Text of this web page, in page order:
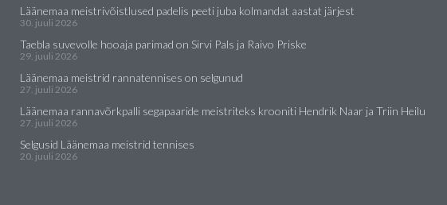
Läänemaa meistrivõistlused padelis peeti juba kolmandat aastat järjest
30. juuli 2026
Taebla suvevolle hooaja parimad on Sirvi Pals ja Raivo Priske
29. juuli 2026
Läänemaa meistrid rannatennises on selgunud
27. juuli 2026
Läänemaa rannavõrkpalli segapaaride meistriteks krooniti Hendrik Naar ja Triin Heilu
27. juuli 2026
Selgusid Läänemaa meistrid tennises
20. juuli 2026